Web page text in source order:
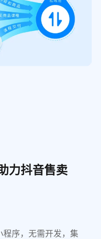
力抖音售卖
序，无需开发，集